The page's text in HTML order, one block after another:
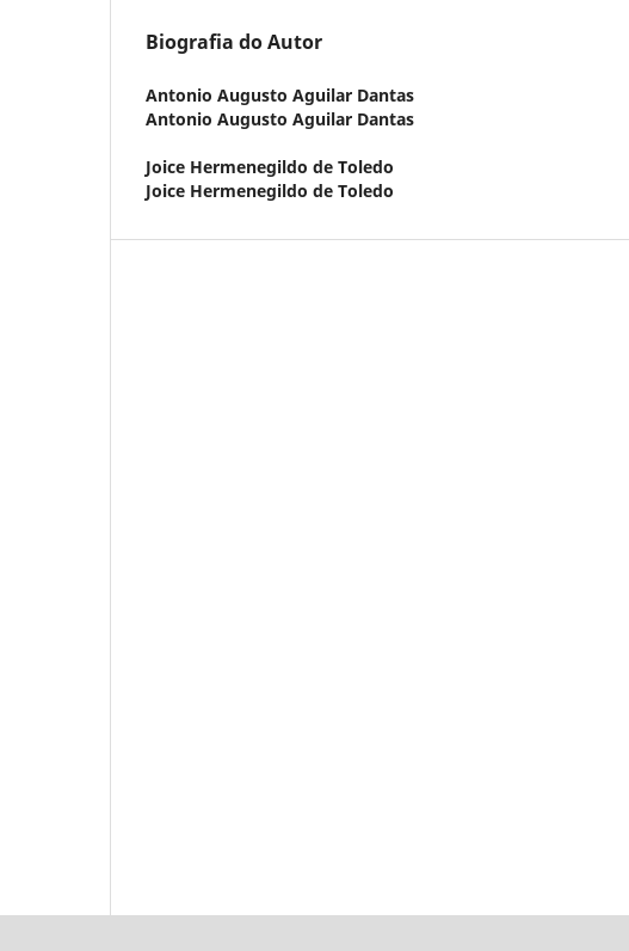
Biografia do Autor
Antonio Augusto Aguilar Dantas
Antonio Augusto Aguilar Dantas
Joice Hermenegildo de Toledo
Joice Hermenegildo de Toledo